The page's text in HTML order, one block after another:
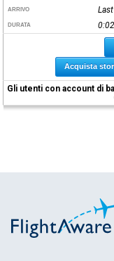
ARRIVO
DURATA 0:02
Acquista
Gli utenti con account di